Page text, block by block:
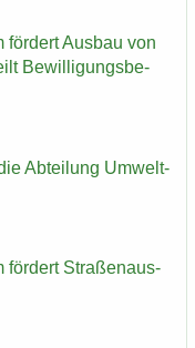
för­dert Aus­bau von
Be­wil­li­gungs­be­
Ab­tei­lung Um­welt­
för­dert Stra­ßen­aus­